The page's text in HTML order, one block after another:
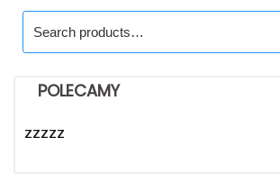
for:
POLECAMY
zzzzz